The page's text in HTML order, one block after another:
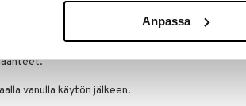
Anpassa
vanulla käytön jälkeen.